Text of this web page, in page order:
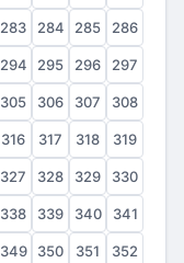
283 284 285 286
294 295 296 297
305 306 307 308
316 317 318 319
327 328 329 330
338 339 340 341
349 350 351 352